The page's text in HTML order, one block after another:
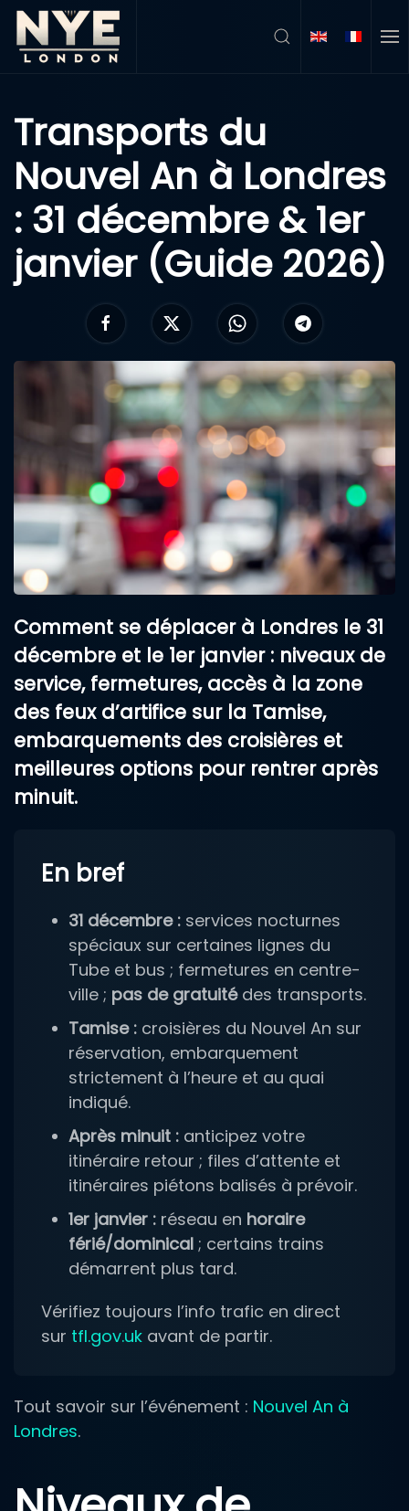
Accéder au contenu principal
Transports du
Nouvel An à Londres
: 31 décembre & 1er
janvier (Guide 2026)
Comment se déplacer à Londres le 31
décembre et le 1er janvier : niveaux de
service, fermetures, accès à la zone
des feux d’artifice sur la Tamise,
embarquements des croisières et
meilleures options pour rentrer après
minuit.
En bref
31 décembre : services nocturnes
spéciaux sur certaines lignes du
Tube et bus ; fermetures en centre-
ville ; pas de gratuitédes transports.
Tamise : croisières du Nouvel An sur
réservation, embarquement
strictement à l’heure et au quai
indiqué.
Après minuit : anticipez votre
itinéraire retour ; files d’attente et
itinéraires piétons balisés à prévoir.
1er janvier : réseau en horaire
férié/dominical ; certains trains
démarrent plus tard.
Vérifiez toujours l’info trafic en direct
sur tfl.gov.uk avant de partir.
Tout savoir sur l’événement : Nouvel An à
Londres.